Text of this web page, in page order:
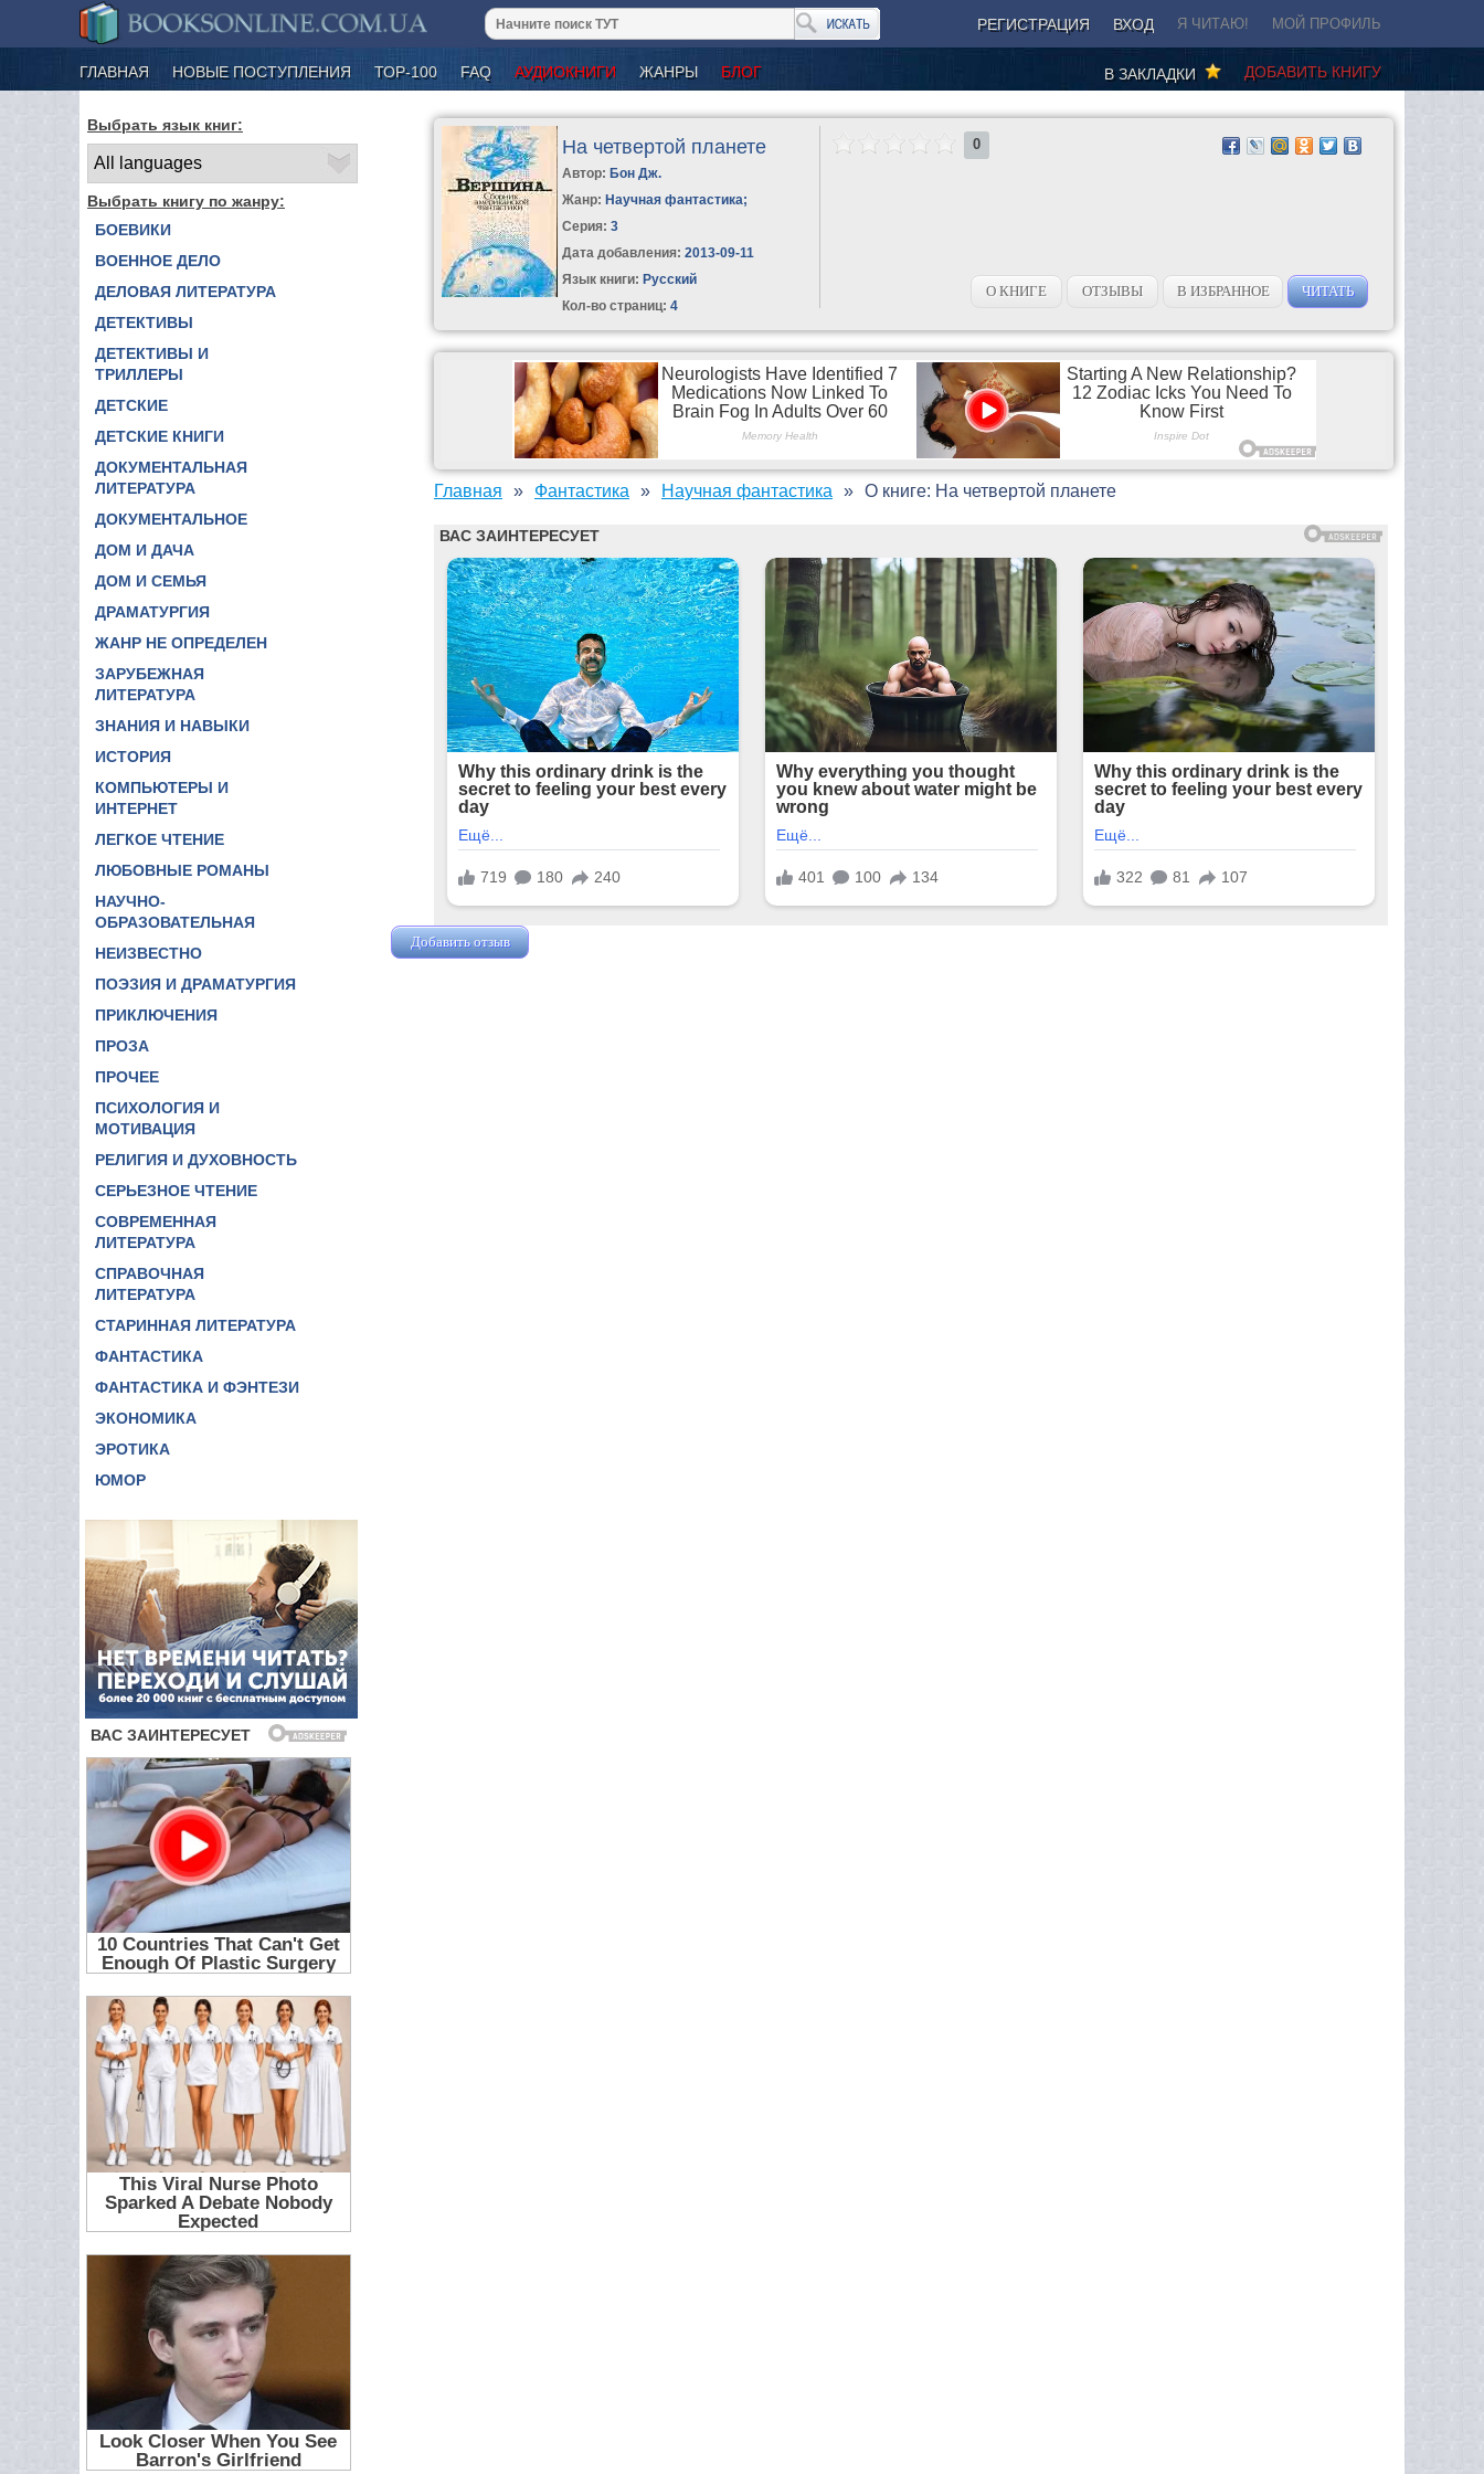
РЕГИСТРАЦИЯ ВХОД Я ЧИТАЮ! МОЙ ПРОФИЛЬ
ГЛАВНАЯ НОВЫЕ ПОСТУПЛЕНИЯ ТОР-100 FAQ АУДИОКНИГИ ЖАНРЫ БЛОГ ДОБАВИТЬ КНИГУ
В ЗАКЛАДКИ
Выбрать язык книг:
Выбрать книгу по жанру:
БОЕВИКИ
ВОЕННОЕ ДЕЛО
ДЕЛОВАЯ ЛИТЕРАТУРА
ДЕТЕКТИВЫ
ДЕТЕКТИВЫ И
ТРИЛЛЕРЫ
ДЕТСКИЕ
ДЕТСКИЕ КНИГИ
ДОКУМЕНТАЛЬНАЯ
ЛИТЕРАТУРА
ДОКУМЕНТАЛЬНОЕ
ДОМ И ДАЧА
ДОМ И СЕМЬЯ
ДРАМАТУРГИЯ
ЖАНР НЕ ОПРЕДЕЛЕН
ЗАРУБЕЖНАЯ
ЛИТЕРАТУРА
ЗНАНИЯ И НАВЫКИ
ИСТОРИЯ
КОМПЬЮТЕРЫ И
ИНТЕРНЕТ
ЛЕГКОЕ ЧТЕНИЕ
ЛЮБОВНЫЕ РОМАНЫ
НАУЧНО-
ОБРАЗОВАТЕЛЬНАЯ
НЕИЗВЕСТНО
ПОЭЗИЯ И ДРАМАТУРГИЯ
ПРИКЛЮЧЕНИЯ
ПРОЗА
ПРОЧЕЕ
ПСИХОЛОГИЯ И
МОТИВАЦИЯ
РЕЛИГИЯ И ДУХОВНОСТЬ
СЕРЬЕЗНОЕ ЧТЕНИЕ
СОВРЕМЕННАЯ
ЛИТЕРАТУРА
СПРАВОЧНАЯ
ЛИТЕРАТУРА
СТАРИННАЯ ЛИТЕРАТУРА
ФАНТАСТИКА
ФАНТАСТИКА И ФЭНТЕЗИ
ЭКОНОМИКА
ЭРОТИКА
ЮМОР
На четвертой планете
Автор: Бон Дж.
Жанр: Научная фантастика;
Серия:3
Дата добавления: 2013-09-11
Язык книги: Русский
Кол-во страниц: 4
0
О КНИГЕ ОТЗЫВЫ В ИЗБРАННОЕ ЧИТАТЬ
Главная Фантастика Научная фантастика О книге: На четвертой планете
Добавить отзыв